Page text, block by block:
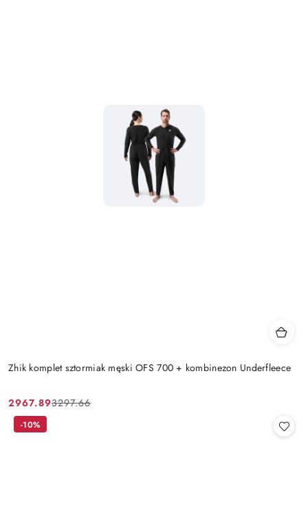
Zhik komplet sztormiak męski OFS 700 + kombinezon Underfleece
Cena
promocyjna:
2967.89
Cena
przed
3297.66
-10%